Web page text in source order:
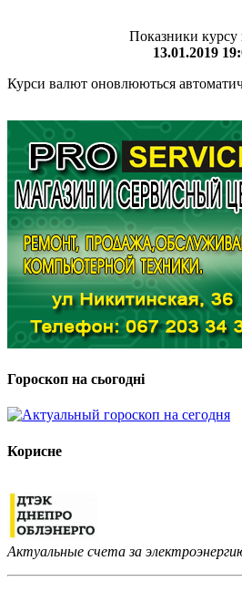
Показники курсу
13.01.2019
Курси валют оновлюються
Гороскоп на сьогодні
Корисне
Актуальные счета за